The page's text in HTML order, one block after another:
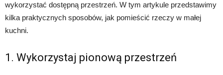
wykorzystać dostępną przestrzeń. W tym artykule przedstawimy
kilka praktycznych sposobów, jak pomieścić rzeczy w małej
kuchni.
1. Wykorzystaj pionową przestrzeń